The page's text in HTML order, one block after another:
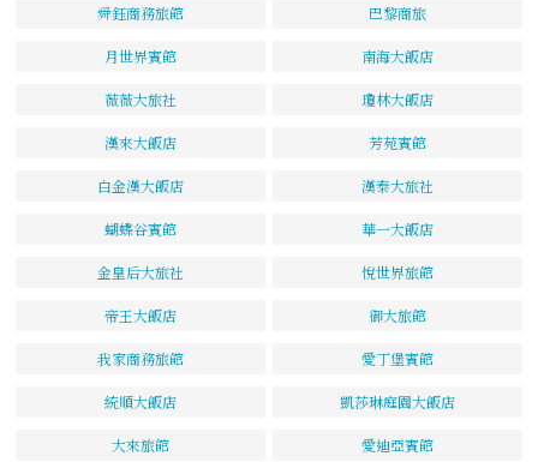
舜鈺商務旅館 巴黎商旅
月世界賓館 南海大飯店
薇薇大旅社 瓊林大飯店
漢來大飯店 芳苑賓館
白金漢大飯店 漢泰大旅社
蝴蝶谷賓館 華一大飯店
金皇后大旅社 悅世界旅館
帝王大飯店 御大旅館
我家商務旅館 愛丁堡賓館
統順大飯店 凱莎琳庭園大飯店
大來旅館 愛迪亞賓館